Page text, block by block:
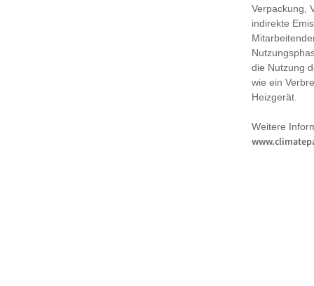
Verpackung,
indirekte
die Nutzung
wie ein
Heizgerät.
Weitere